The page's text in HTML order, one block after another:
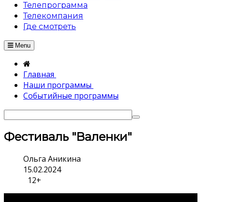
Телепрограмма
Телекомпания
Где смотреть
Menu
Главная
Наши программы
Событийные программы
Фестиваль "Валенки"
Ольга Аникина
15.02.2024
12+